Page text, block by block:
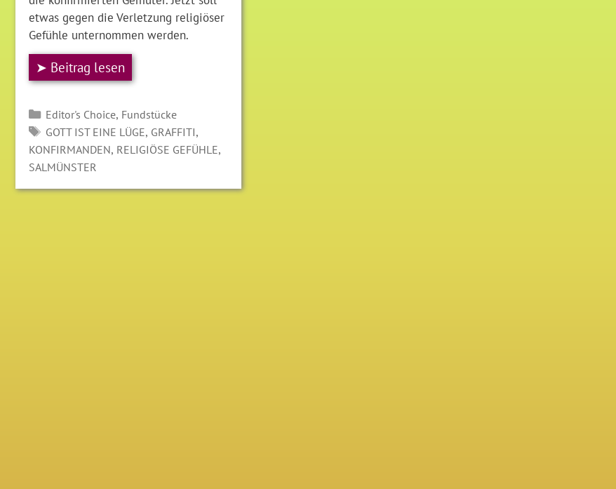
etwas gegen die Verletzung religiöser
Gefühle unternommen werden.
➤ Beitrag lesen
Kategorien
Editor's Choice, Fundstücke
SCHLAGWÖRTER
GOTT IST EINE LÜGE, GRAFFITI,
KONFIRMANDEN, RELIGIÖSE GEFÜHLE,
SALMÜNSTER